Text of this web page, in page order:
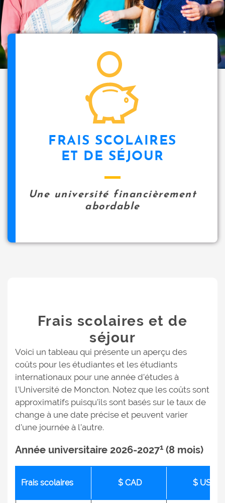
p
a
l
FRAIS SCOLAIRES
ET DE SÉJOUR
Une université financièrement
abordable
Frais scolaires et de
séjour
Voici un tableau qui présente un aperçu des
coûts pour les étudiantes et les étudiants
internationaux pour une année d’études à
l’Université de Moncton. Notez que les coûts sont
approximatifs puisqu’ils sont basés sur le taux de
change à une date précise et peuvent varier
d’une journée à l’autre.
Année universitaire 2026-20271 (8 mois)
Frais scolaires $ CAD $ US